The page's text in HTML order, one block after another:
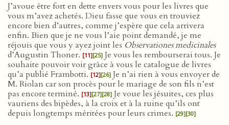
J’avoue être fort en dette envers vous pour les livres que
vous m’avez achetés. Dieu fasse que vous en trouviez
encore bien d’autres, comme j’espère que cela arrivera
enfin. Bien que je ne vous l’aie point demandé, je me
réjouis que vous y ayez joint les Observationes medicinales
d’Augustin Thoner. [11][25] Je vous les rembourserai tous. Je
souhaite pouvoir voir grâce à vous le catalogue de livres
qu’a publié Frambotti. [12][26] Je n’ai rien à vous envoyer de
M. Riolan car son procès pour le mariage de son fils n’est
pas encore terminé. [13][27][28] Je voue les jésuites, ces plus
vauriens des bipèdes, à la croix et à la ruine qu’ils ont
depuis longtemps méritées pour leurs crimes. [29][30]